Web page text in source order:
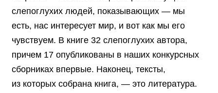
слепоглухих людей, показывающих — мы
есть, нас интересует мир, и вот как мы его
чувствуем. В книге 32 слепоглухих автора,
причем 17 опубликованы в наших конкурсных
сборниках впервые. Наконец, тексты,
из которых собрана книга, — это литература.